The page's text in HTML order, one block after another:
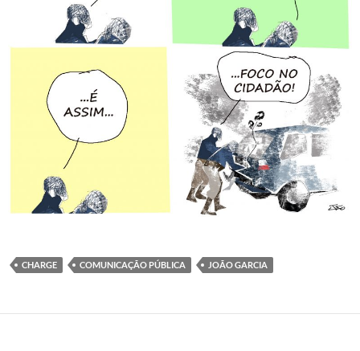
CHARGE COMUNICAÇÃO PÚBLICA JOÃO GARCIA